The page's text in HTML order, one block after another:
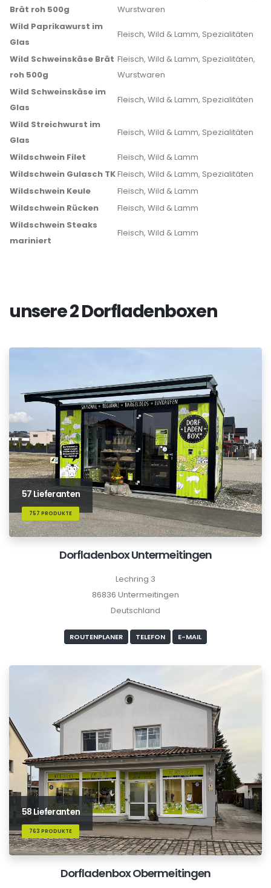
Brät roh 500g
Wurstwaren
Wild Paprikawurst im
Glas
Fleisch, Wild & Lamm, Spezialitäten
Wild Schweinskäse Brät
roh 500g
Fleisch, Wild & Lamm, Spezialitäten,
Wurstwaren
Wild Schweinskäse im
Glas
Fleisch, Wild & Lamm, Spezialitäten
Wild Streichwurst im
Glas
Fleisch, Wild & Lamm, Spezialitäten
Wildschwein Filet
Fleisch, Wild & Lamm
Wildschwein Gulasch TKFleisch, Wild & Lamm, Spezialitäten
Wildschwein Keule
Fleisch, Wild & Lamm
Wildschwein Rücken
Fleisch, Wild & Lamm
Wildschwein Steaks
mariniert
Fleisch, Wild & Lamm
unsere 2 Dorfladenboxen
57 Lieferanten
757 PRODUKTE
Dorfladenbox Untermeitingen
Lechring 3
86836 Untermeitingen
Deutschland
ROUTENPLANER TELEFON E-MAIL
58 Lieferanten
763 PRODUKTE
Dorfladenbox Obermeitingen